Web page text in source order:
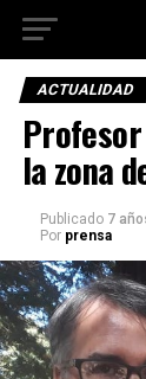
ACTUALIDAD
la zona
Publicado 7
Por prensa